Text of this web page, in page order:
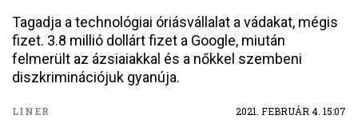
Tagadja a technológiai óriásvállalat a vádakat, mégis
fizet. 3.8 millió dollárt fizet a Google, miután
felmerült az ázsiaiakkal és a nőkkel szembeni
diszkriminációjuk gyanúja.
LINER 2021. FEBRUÁR 4. 15:07